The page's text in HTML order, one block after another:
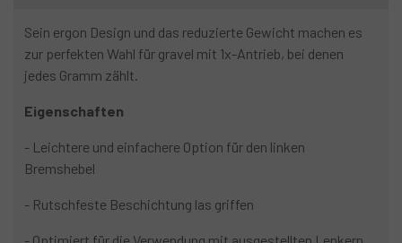
Sein ergon Design und das reduzierte Gewicht machen es
zur perfekten Wahl für gravel mit 1x-Antrieb, bei denen
jedes Gramm zählt.
Eigenschaften
- Leichtere und einfachere Option für den linken
Bremshebel
- Rutschfeste Beschichtung las griffen